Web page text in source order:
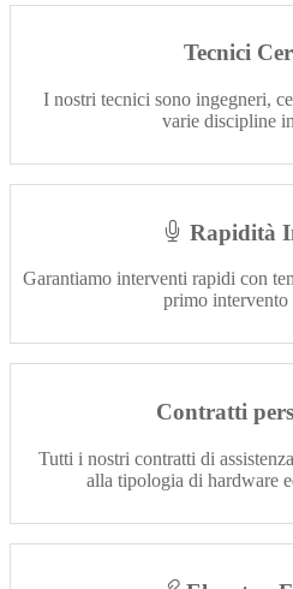
Tecnici
I nostri tecnici sono ingegneri,
varie discipline
Rapidità
Garantiamo interventi rapidi con
primo intervento
Contratti
Tutti i nostri contratti di
alla tipologia di hardware